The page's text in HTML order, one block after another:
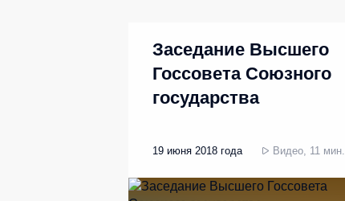
Заседание Высшего
Госсовета Союзного
государства
19 июня 2018 года Видео, 11 мин.